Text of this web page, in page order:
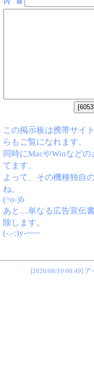
この掲示板は携帯サイ
らもご覧になれます。
同時にMacやWinなど
てます。
よって、その機種独自
ね。
(^o-)b
あと…単なる広告宣伝
除します。
(-.-;)y-~~~
[2026/08/10 00:49]